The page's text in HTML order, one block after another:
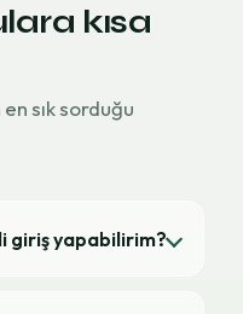
kısa
sık sorduğu
giriş yapabilirim?